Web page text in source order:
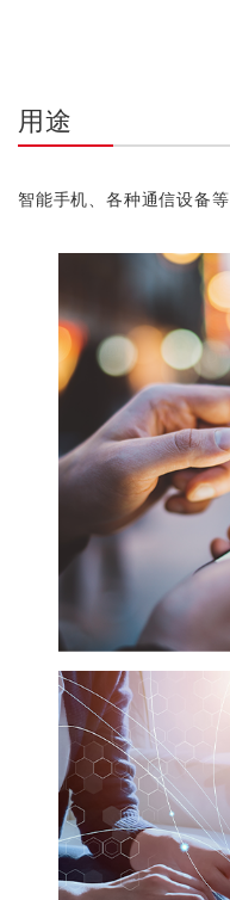
用途
智能手机、各种通信设备等